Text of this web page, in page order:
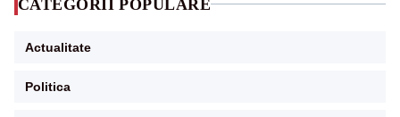
CATEGORII POPULARE
Actualitate
Politica